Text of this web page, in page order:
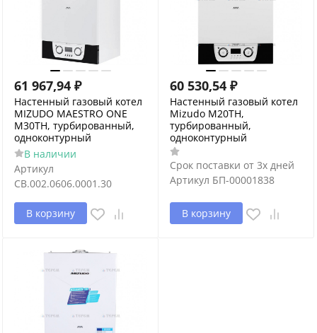
61 967,94 ₽
Настенный газовый котел
MIZUDO MAESTRO ONE
M30ТH, турбированный,
одноконтурный
В наличии
Артикул
CB.002.0606.0001.30
В корзину
60 530,54 ₽
Настенный газовый котел
Mizudo M20ТH,
турбированный,
одноконтурный
Срок поставки от 3х дней
Артикул БП-00001838
В корзину